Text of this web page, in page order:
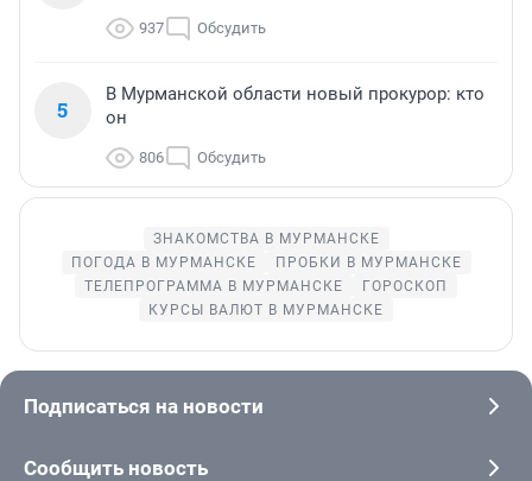
937 Обсудить
5
В Мурманской области новый прокурор: кто
он
806 Обсудить
ЗНАКОМСТВА В МУРМАНСКЕ
ПОГОДА В МУРМАНСКЕ
ПРОБКИ В МУРМАНСКЕ
ТЕЛЕПРОГРАММА В МУРМАНСКЕ
ГОРОСКОП
КУРСЫ ВАЛЮТ В МУРМАНСКЕ
Подписаться на новости
Сообщить новость